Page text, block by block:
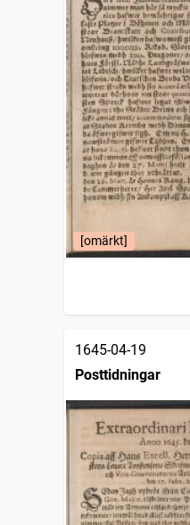
[omärkt]
1645-04-19
Posttidningar